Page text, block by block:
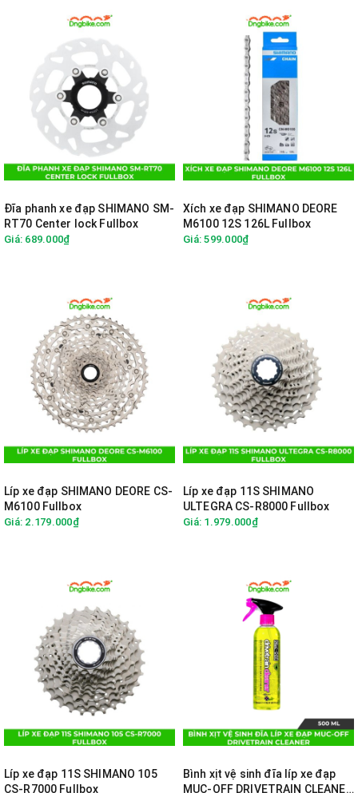
Đĩa phanh xe đạp SHIMANO SM-
RT70 Center lock Fullbox
Giá: 689.000₫
Xích xe đạp SHIMANO DEORE
M6100 12S 126L Fullbox
Giá: 599.000₫
Líp xe đạp SHIMANO DEORE CS-
M6100 Fullbox
Giá: 2.179.000₫
Líp xe đạp 11S SHIMANO
ULTEGRA CS-R8000 Fullbox
Giá: 1.979.000₫
Líp xe đạp 11S SHIMANO 105
CS-R7000 Fullbox
Bình xịt vệ sinh đĩa líp xe đạp
MUC-OFF DRIVETRAIN CLEANER